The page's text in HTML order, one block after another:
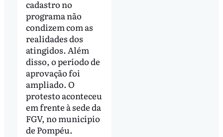
cadastro no
programa não
condizem com as
realidades dos
atingidos. Além
disso, o período de
aprovação foi
ampliado. O
protesto aconteceu
em frente à sede da
FGV, no município
de Pompéu.